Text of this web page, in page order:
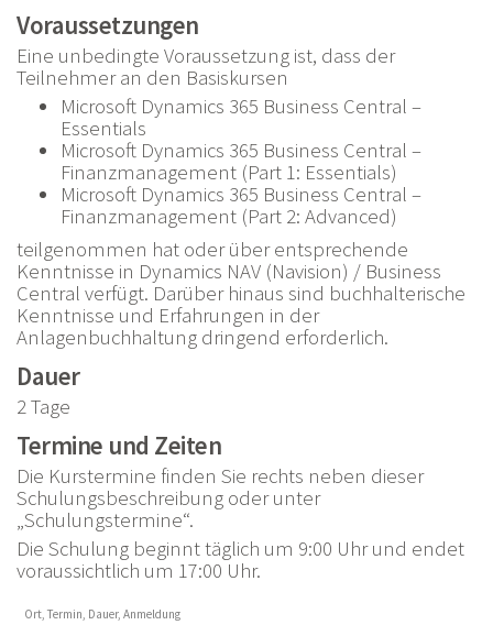
Voraussetzungen
Eine unbedingte Voraussetzung ist, dass der
Teilnehmer an den Basiskursen
Microsoft Dynamics 365 Business Central –
Essentials
Microsoft Dynamics 365 Business Central –
Finanzmanagement (Part 1: Essentials)
Microsoft Dynamics 365 Business Central –
Finanzmanagement (Part 2: Advanced)
teilgenommen hat oder über entsprechende
Kenntnisse in Dynamics NAV (Navision) / Business
Central verfügt. Darüber hinaus sind buchhalterische
Kenntnisse und Erfahrungen in der
Anlagenbuchhaltung dringend erforderlich.
Dauer
2 Tage
Termine und Zeiten
Die Kurstermine finden Sie rechts neben dieser
Schulungsbeschreibung oder unter
„Schulungstermine“.
Die Schulung beginnt täglich um 9:00 Uhr und endet
voraussichtlich um 17:00 Uhr.
Ort, Termin, Dauer, Anmeldung